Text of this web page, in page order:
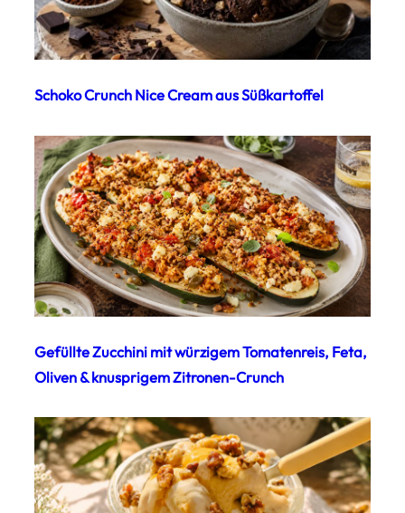
Schoko Crunch Nice Cream aus Süßkartoffel
Gefüllte Zucchini mit würzigem Tomatenreis, Feta,
Oliven & knusprigem Zitronen-Crunch